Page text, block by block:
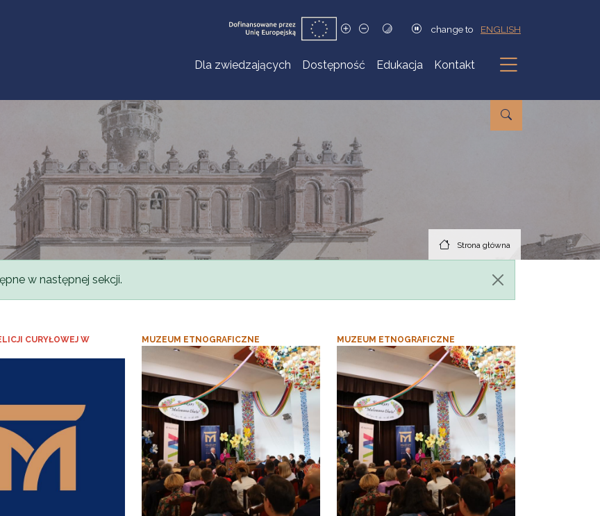
change to ENGLISH
Dla zwiedzających Dostępność Edukacja Kontakt
Podmenu
Strona główna
w następnej sekcji.
CURYŁOWEJ W
MUZEUM ETNOGRAFICZNE MUZEUM ETNOGRAFICZNE